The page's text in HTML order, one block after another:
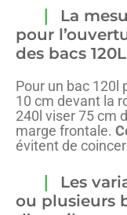
La
pour
des bacs
Pour un bac 120l
10 cm devant la
240l viser 75 cm
marge frontale.
évitent de
Les
ou plusieurs